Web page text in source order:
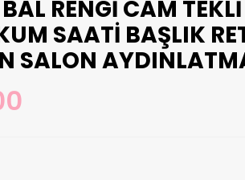
RENGI CAM
SAATI BAŞLIK
SALON